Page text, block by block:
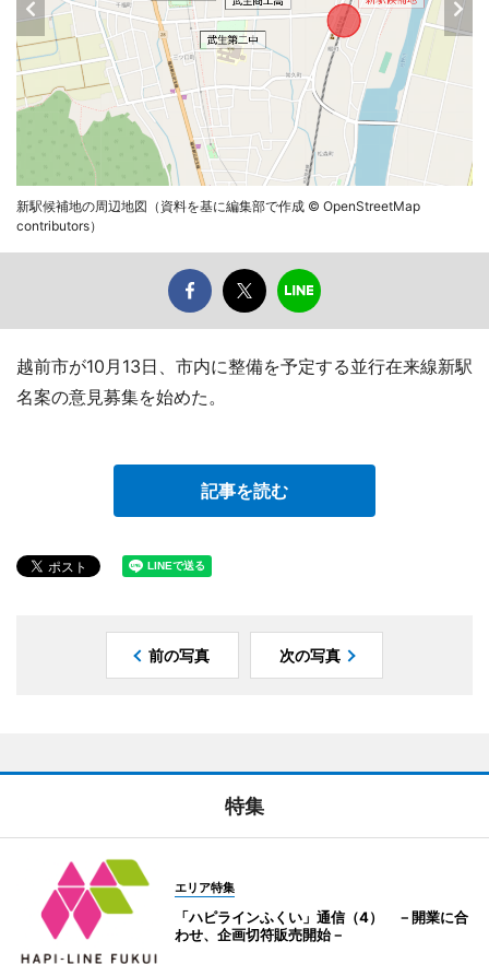
新駅候補地の周辺地図（資料を基に編集部で作成 © OpenStreetMap
contributors）
越前市が10月13日、市内に整備を予定する並行在来線新駅
名案の意見募集を始めた。
記事を読む
前の写真 次の写真
特集
エリア特集
「ハピラインふくい」通信（4） －開業に合
わせ、企画切符販売開始－